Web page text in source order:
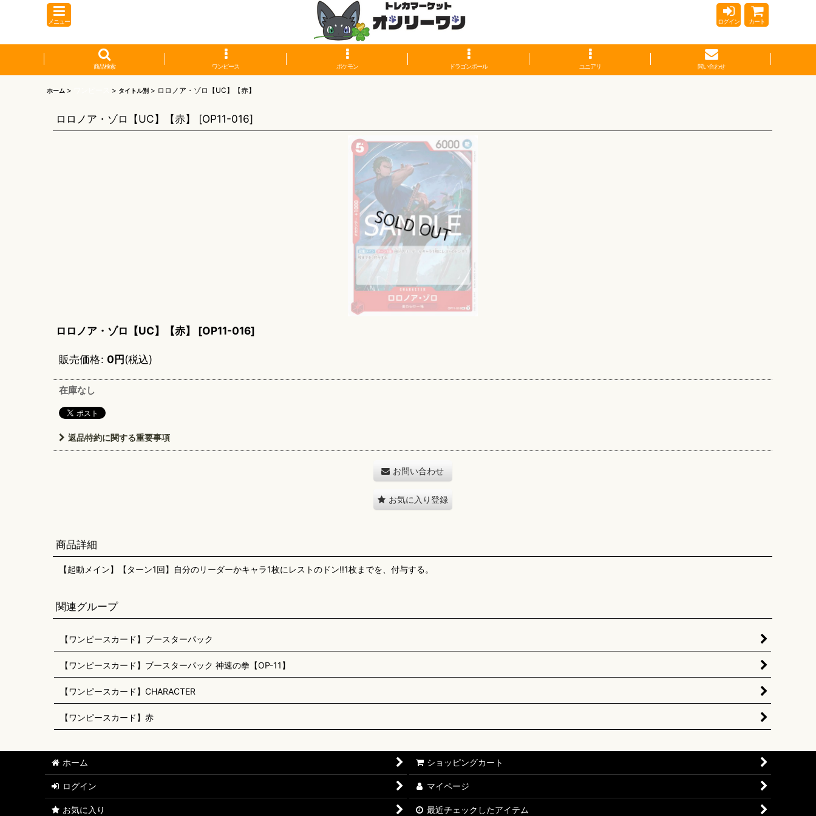
メニュー ログイン カート
商品検索 ワンピース ポケモン ドラゴンボール ユニアリ 問い合わせ
ホーム > > タイトル別 > ロロノア・ゾロ【UC】【赤】
ロロノア・ゾロ【UC】【赤】 [OP11-016]
ロロノア・ゾロ【UC】【赤】 [OP11-016]
販売価格: 0円(税込)
在庫なし
返品特約に関する重要事項
お問い合わせ
お気に入り登録
商品詳細
【起動メイン】【ターン1回】自分のリーダーかキャラ1枚にレストのドン!!1枚までを、付与する。
関連グループ
【ワンピースカード】ブースターパック
【ワンピースカード】ブースターパック 神速の拳【OP-11】
【ワンピースカード】CHARACTER
【ワンピースカード】赤
ホーム ショッピングカート
ログイン マイページ
お気に入り 最近チェックしたアイテム